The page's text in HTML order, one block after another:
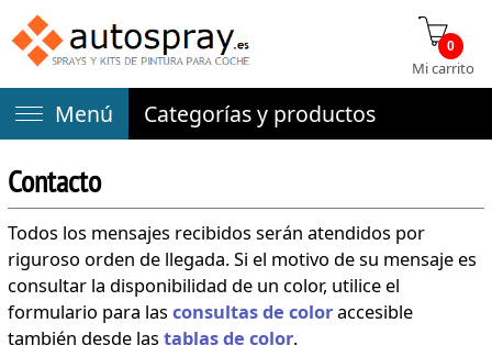
0
Mi carrito
Menú Categorías y productos
Contacto
Todos los mensajes recibidos serán atendidos por
riguroso orden de llegada. Si el motivo de su mensaje es
consultar la disponibilidad de un color, utilice el
formulario para las consultas de coloraccesible
también desde las tablas de color.